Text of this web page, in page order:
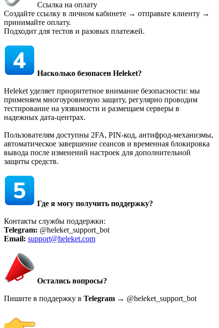
Ссылка на оплату
Создайте ссылку в личном кабинете → отправьте клиенту →
принимайте оплату.
Подходит для тестов и разовых платежей.
Насколько безопасен Heleket?
Heleket уделяет приоритетное внимание безопасности: мы
применяем многоуровневую защиту, регулярно проводим
тестирование на уязвимости и размещаем серверы в
надежных дата-центрах.
Пользователям доступны 2FA, PIN-код, антифрод-механизмы,
автоматическое завершение сеансов и временная блокировка
вывода после изменений настроек для дополнительной
защиты средств.
Где я могу получить поддержку?
Контакты службы поддержки:
Telegram: @heleket_support_bot
Email: support@heleket.com
Остались вопросы?
Пишите в поддержку в Telegram → @heleket_support_bot